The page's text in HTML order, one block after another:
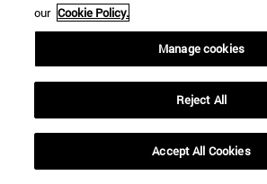
los otomanos en un conflicto que
las demás potencias occidentales
tratado de París (1856) no solo
que también motivaría a Napoleón
política intervencionista en Europa.
El sueño imperial de Napoleón III le
una activa política exterior centrada
our Cookie Policy.
Manage cookies
Reject All
Accept All Cookies